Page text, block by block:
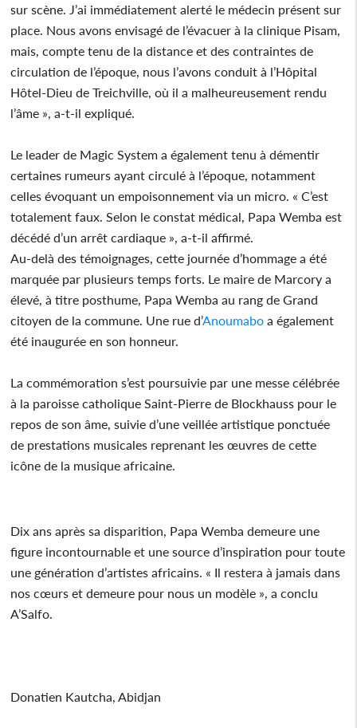
sur scène. J’ai immédiatement alerté le médecin présent sur
place. Nous avons envisagé de l’évacuer à la clinique Pisam,
mais, compte tenu de la distance et des contraintes de
circulation de l’époque, nous l’avons conduit à l’Hôpital
Hôtel-Dieu de Treichville, où il a malheureusement rendu
l’âme », a-t-il expliqué.
Le leader de Magic System a également tenu à démentir
certaines rumeurs ayant circulé à l’époque, notamment
celles évoquant un empoisonnement via un micro. « C’est
totalement faux. Selon le constat médical, Papa Wemba est
décédé d’un arrêt cardiaque », a-t-il affirmé.
Au-delà des témoignages, cette journée d’hommage a été
marquée par plusieurs temps forts. Le maire de Marcory a
élevé, à titre posthume, Papa Wemba au rang de Grand
citoyen de la commune. Une rue d’Anoumabo a également
été inaugurée en son honneur.
La commémoration s’est poursuivie par une messe célébrée
à la paroisse catholique Saint-Pierre de Blockhauss pour le
repos de son âme, suivie d’une veillée artistique ponctuée
de prestations musicales reprenant les œuvres de cette
icône de la musique africaine.
Dix ans après sa disparition, Papa Wemba demeure une
figure incontournable et une source d’inspiration pour toute
une génération d’artistes africains. « Il restera à jamais dans
nos cœurs et demeure pour nous un modèle », a conclu
A’Salfo.
Donatien Kautcha, Abidjan